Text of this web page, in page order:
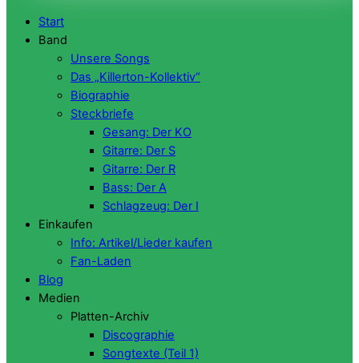
Start
Band
Unsere Songs
Das „Killerton-Kollektiv“
Biographie
Steckbriefe
Gesang: Der KO
Gitarre: Der S
Gitarre: Der R
Bass: Der A
Schlagzeug: Der I
Einkaufen
Info: Artikel/Lieder kaufen
Fan-Laden
Blog
Medien
Platten-Archiv
Discographie
Songtexte (Teil 1)